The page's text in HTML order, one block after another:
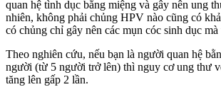
quan hệ tình dục bằng miệng và gây nên ung
nhiên, không phải chủng HPV nào cũng có
có chủng chỉ gây nên các mụn cóc sinh dục mà
Theo nghiên cứu, nếu bạn là người quan hệ
người (từ 5 người trở lên) thì nguy cơ ung thư
tăng lên gấp 2 lần.